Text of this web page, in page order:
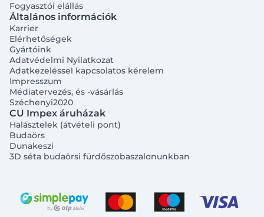
Fogyasztói elállás
Általános információk
Karrier
Elérhetőségek
Gyártóink
Adatvédelmi Nyilatkozat
Adatkezeléssel kapcsolatos kérelem
Impresszum
Médiatervezés, és -vásárlás
Széchenyi2020
CU Impex áruházak
Halásztelek (átvételi pont)
Budaörs
Dunakeszi
3D séta budaörsi fürdőszobaszalonunkban